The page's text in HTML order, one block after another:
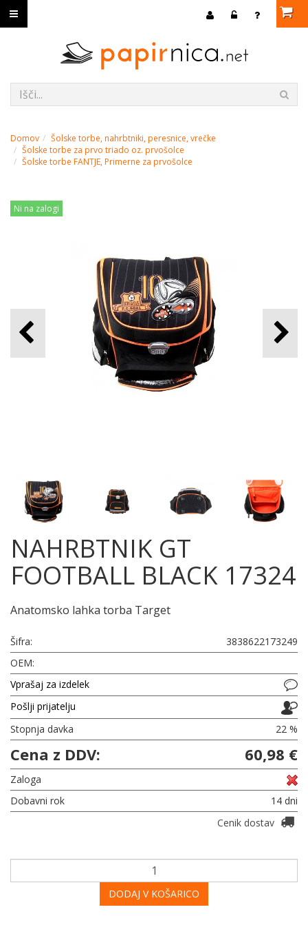
Domov
Šolske torbe, nahrbtniki, peresnice, vrečke
Šolske torbe za prvo triado oz. prvošolce
Šolske torbe FANTJE, Primerne za prvošolce
Ni na zalogi
NAHRBTNIK GT
FOOTBALL BLACK 17324
Anatomsko lahka torba Target
Šifra:
3838622173249
OEM:
Vprašaj za izdelek
Pošlji prijatelju
Stopnja davka
22 %
Cena z DDV: 60,98 €
Zaloga
Dobavni rok
14 dni
Cenik dostav
DODAJ V KOŠARICO